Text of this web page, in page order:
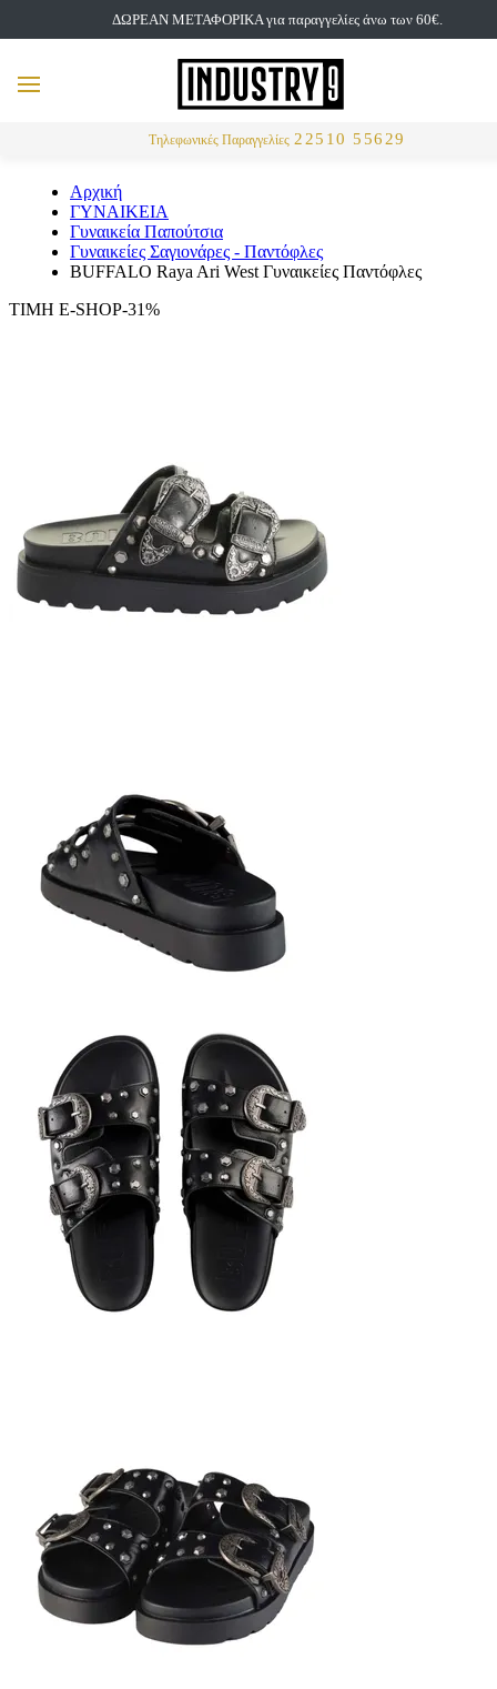
ΔΩΡΕΑΝ ΜΕΤΑΦΟΡΙΚΑ για παραγγελίες άνω των 60€.
Τηλεφωνικές Παραγγελίες 22510 55629
MENU
Αρχική
ΓΥΝΑΙΚΕΙΑ
Γυναικεία Παπούτσια
Γυναικείες Σαγιονάρες - Παντόφλες
BUFFALO Raya Ari West Γυναικείες Παντόφλες
ΤΙΜΗ E-SHOP-31%